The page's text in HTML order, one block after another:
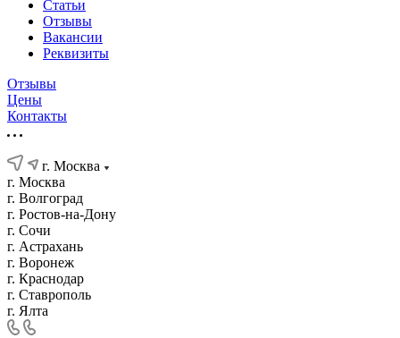
Статьи
Отзывы
Вакансии
Реквизиты
Отзывы
Цены
Контакты
г. Москва
г. Москва
г. Волгоград
г. Ростов-на-Дону
г. Сочи
г. Астрахань
г. Воронеж
г. Краснодар
г. Ставрополь
г. Ялта